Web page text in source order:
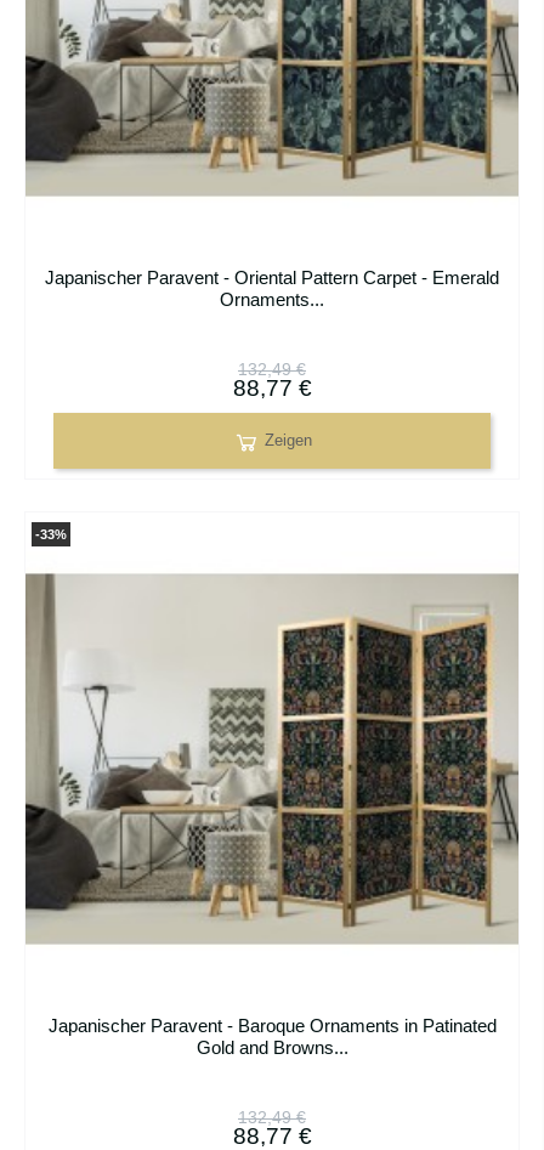
Japanischer Paravent - Oriental Pattern Carpet - Emerald
Ornaments...
132,49 €
88,77 €
Zeigen
Japanischer Paravent - Baroque Ornaments in Patinated
Gold and Browns...
132,49 €
88,77 €
-33%